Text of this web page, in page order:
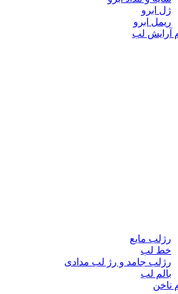
ژل ابرو
ریمل ابرو
آرایش لب
رژلب مایع
خط لب
رژلب جامد و رژ لب مدادی
بالم لب
ناخن